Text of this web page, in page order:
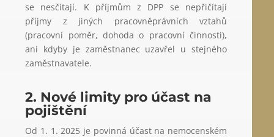
se nesčítají. K příjmům z DPP se nepřičítají
příjmy z jiných pracovněprávních vztahů
(pracovní poměr, dohoda o pracovní činnosti),
ani kdyby je zaměstnanec uzavřel u stejného
zaměstnavatele.
2. Nové limity pro účast na
pojištění
Od 1. 1. 2025 je povinná účast na nemocenském